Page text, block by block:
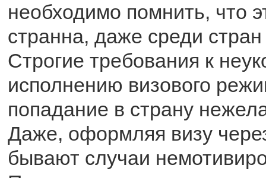
необходимо помнить, что
странна, даже среди
Строгие требования к
исполнению визового
попадание в страну
Даже, оформляя визу
бывают случаи